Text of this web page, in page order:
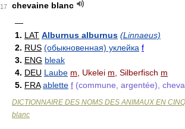
17
chevaine blanc
—
1. LAT Alburnus alburnus (Linnaeus)
2. RUS (обыкновенная) уклейка f
3. ENG bleak
4. DEU Laube m , Ukelei m , Silberfisch m
5. FRA ablette f (commune, argentée),
DICTIONNAIRE DES NOMS DES ANIMAUX EN
blanc